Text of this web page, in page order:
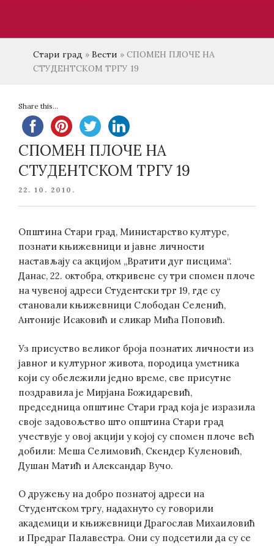
Стари град » Вести » СПОМЕН ПЛОЧЕ НА
СТУДЕНТСКОМ ТРГУ 19
Share this...
СПОМЕН ПЛОЧЕ НА
СТУДЕНТСКОМ ТРГУ 19
POSTED
22. 10. 2010.
Општина Стари град, Министарство културе,
познати књижевници и јавне личности
настављају са акцијом „Вратити дуг писцима“.
Данас, 22. октобра, откривене су три спомен плоче
на чувеној адреси Студентски трг 19, где су
становали књижевници Слободан Селенић,
Антоније Исаковић и сликар Мића Поповић.
Уз присуство великог броја познатих личности из
јавног и културног живота, породица уметника
који су обележили једно време, све присутне
поздравила је Мирјана Божидаревић,
председница општине Стари град која је изразила
своје задовољство што општина Стари град
учествује у овој акцији у којој су спомен плоче већ
добили: Меша Селимовић, Скендер Куленовић,
Душан Матић и Александар Вучо.
О дружењу на добро познатој адреси на
Студентском тргу, надахнуто су говорили
академици и књижевници Драгослав Михаиловић
и Предраг Палавестра. Они су подсетили да су се